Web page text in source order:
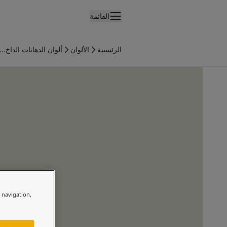
القائمة
الرئيسية الألوان ألوان الدهانات الداخ...
navigation,